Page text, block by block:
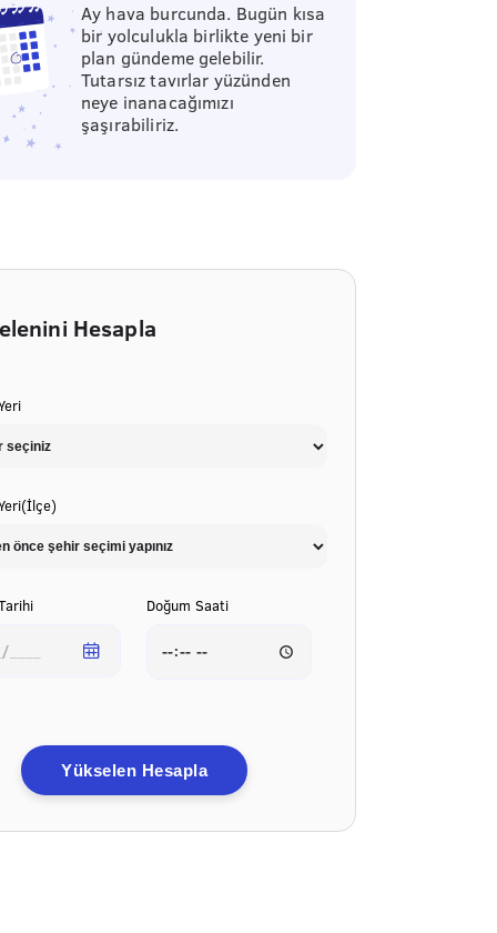
Ay hava burcunda. Bugün kısa
bir yolculukla birlikte yeni bir
plan gündeme gelebilir.
Tutarsız tavırlar yüzünden
neye inanacağımızı
şaşırabiliriz.
Hesapla
Doğum Saati
Yükselen Hesapla